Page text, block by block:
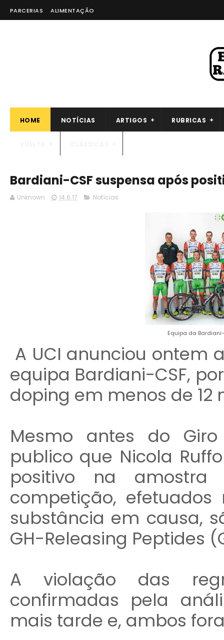
PARCERIAS ALIMENTAÇÃO
HOME NOTÍCIAS ARTIGOS RUBRICAS
Bardiani-CSF suspensa após
Unknown 14.6.17 Notícias
Equipa da
A UCI anunciou ontem
equipa Bardiani-CSF,
doping em menos de 12
Mesmo antes do
publico que Nicola
positivo na
competição,
substância em causa,
GH-Releasing Peptides
A violação das
confirmadas pela
mais tarde e, ambos